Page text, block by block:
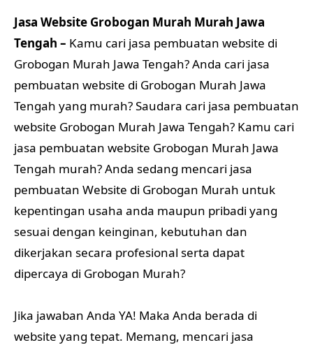
Jasa Website Grobogan Murah Murah Jawa
Tengah – Kamu cari jasa pembuatan website di
Grobogan Murah Jawa Tengah? Anda cari jasa
pembuatan website di Grobogan Murah Jawa
Tengah yang murah? Saudara cari jasa pembuatan
website Grobogan Murah Jawa Tengah? Kamu cari
jasa pembuatan website Grobogan Murah Jawa
Tengah murah? Anda sedang mencari jasa
pembuatan Website di Grobogan Murah untuk
kepentingan usaha anda maupun pribadi yang
sesuai dengan keinginan, kebutuhan dan
dikerjakan secara profesional serta dapat
dipercaya di Grobogan Murah?
Jika jawaban Anda YA! Maka Anda berada di
website yang tepat. Memang, mencari jasa